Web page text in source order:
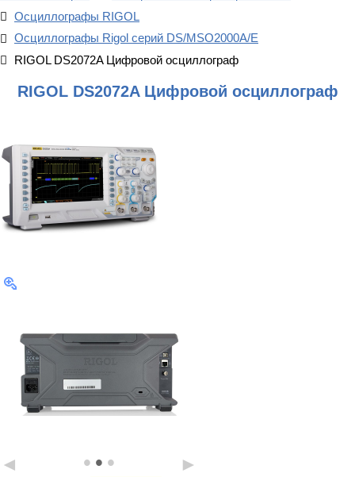
Осциллографы RIGOL
Осциллографы Rigol серий DS/MSO2000A/E
RIGOL DS2072A Цифровой осциллограф
RIGOL DS2072A Цифровой осциллограф
• • •
◄ ►